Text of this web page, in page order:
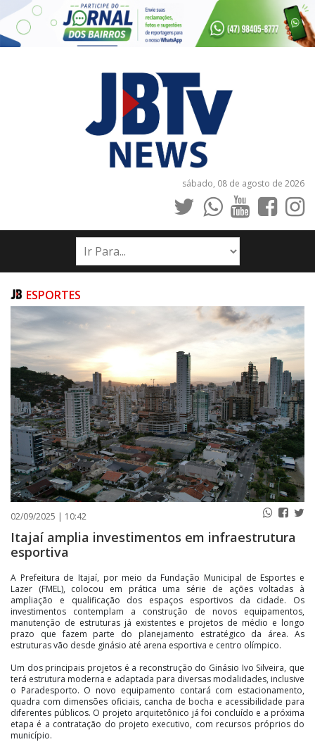
sábado, 08 de agosto de 2026
INÍCIO
NOTÍCIAS
PUBLICAÇÕES LEGAIS
CONTATO
ESPORTES
02/09/2025 | 10:42
Itajaí amplia investimentos em infraestrutura
esportiva
A Prefeitura de Itajaí, por meio da Fundação Municipal de Esportes e
Lazer (FMEL), colocou em prática uma série de ações voltadas à
ampliação e qualificação dos espaços esportivos da cidade. Os
investimentos contemplam a construção de novos equipamentos,
manutenção de estruturas já existentes e projetos de médio e longo
prazo que fazem parte do planejamento estratégico da área. As
estruturas vão desde ginásio até arena esportiva e centro olímpico.
Um dos principais projetos é a reconstrução do Ginásio Ivo Silveira, que
terá estrutura moderna e adaptada para diversas modalidades, inclusive
o Paradesporto. O novo equipamento contará com estacionamento,
quadra com dimensões oficiais, cancha de bocha e acessibilidade para
diferentes públicos. O projeto arquitetônico já foi concluído e a próxima
etapa é a contratação do projeto executivo, com recursos próprios do
município.